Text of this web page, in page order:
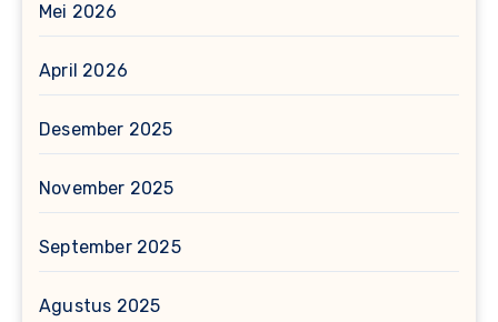
Mei 2026
April 2026
Desember 2025
November 2025
September 2025
Agustus 2025